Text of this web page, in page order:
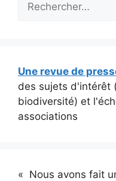
Une revue de
des sujets d'intérêt
biodiversité) et
associations
« Nous avons fait